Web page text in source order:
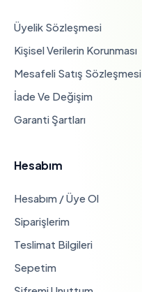
Üyelik Sözleşmesi
Kişisel Verilerin Korunması
Mesafeli Satış Sözleşmesi
İade Ve Değişim
Garanti Şartları
Hesabım
Hesabım / Üye Ol
Siparişlerim
Teslimat Bilgileri
Sepetim